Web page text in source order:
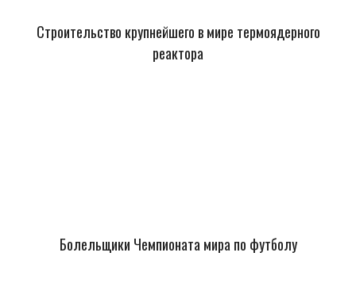
Строительство крупнейшего в мире термоядерного
реактора
Болельщики Чемпионата мира по футболу